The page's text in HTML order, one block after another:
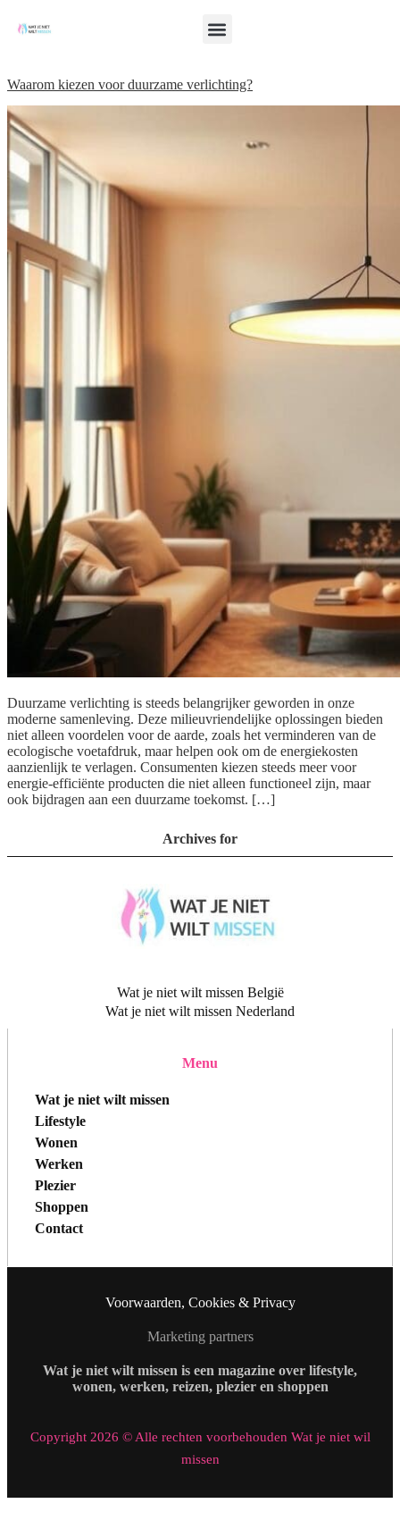
Waarom kiezen voor duurzame verlichting?
Duurzame verlichting is steeds belangrijker geworden in onze
moderne samenleving. Deze milieuvriendelijke oplossingen bieden
niet alleen voordelen voor de aarde, zoals het verminderen van de
ecologische voetafdruk, maar helpen ook om de energiekosten
aanzienlijk te verlagen. Consumenten kiezen steeds meer voor
energie-efficiënte producten die niet alleen functioneel zijn, maar
ook bijdragen aan een duurzame toekomst. […]
Archives for
Wat je niet wilt missen België
Wat je niet wilt missen Nederland
Menu
Wat je niet wilt missen
Lifestyle
Wonen
Werken
Plezier
Shoppen
Contact
Voorwaarden, Cookies & Privacy
Marketing partners
Wat je niet wilt missen is een magazine over lifestyle,
wonen, werken, reizen, plezier en shoppen
Copyright 2026 © Alle rechten voorbehouden Wat je niet wil
missen